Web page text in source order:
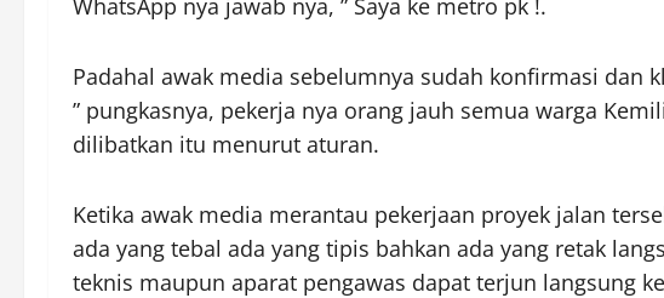
WhatsApp nya jawab nya, ” Saya ke metro pk !.
Padahal awak media sebelumnya sudah konfirmasi dan
” pungkasnya, pekerja nya orang jauh semua warga
dilibatkan itu menurut aturan.
Ketika awak media merantau pekerjaan proyek jalan
ada yang tebal ada yang tipis bahkan ada yang retak
teknis maupun aparat pengawas dapat terjun langsung